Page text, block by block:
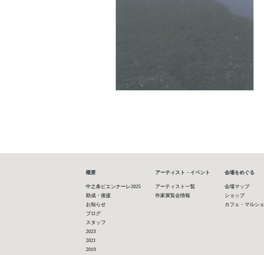
概要
中之条ビエンナーレ2025
助成・後援
お知らせ
ブログ
スタッフ
2023
2021
2019
アーティスト・イベント
アーティスト一覧
作家展覧会情報
会場をめぐる
会場マップ
ショップ
カフェ・マルシェ